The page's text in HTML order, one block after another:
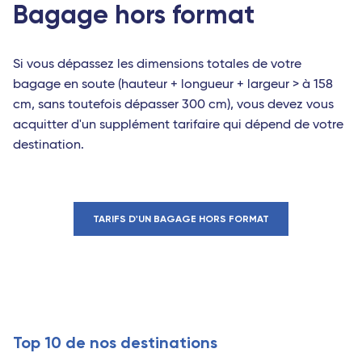
Bagage hors format
Si vous dépassez les dimensions totales de votre
bagage en soute (hauteur + longueur + largeur > à 158
cm, sans toutefois dépasser 300 cm), vous devez vous
acquitter d'un supplément tarifaire qui dépend de votre
destination.
TARIFS D'UN BAGAGE HORS FORMAT
Top 10 de nos destinations